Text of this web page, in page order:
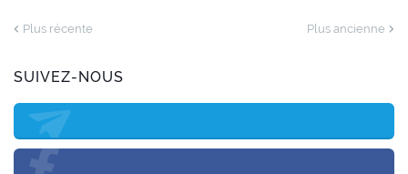
Plus récente Plus ancienne
SUIVEZ-NOUS